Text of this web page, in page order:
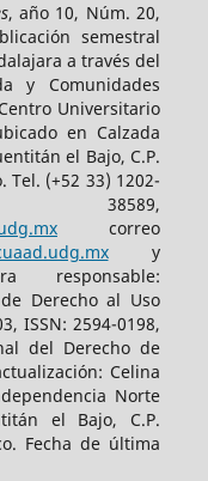
, año 10, Núm. 20,
semestral
a través del
y Comunidades
Universitario
en Calzada
el Bajo, C.P.
Tel. (+52 33) 1202-
correo
y
responsable:
Derecho al Uso
ISSN: 2594-0198,
del Derecho de
Celina
Norte
el Bajo, C.P.
Fecha de última